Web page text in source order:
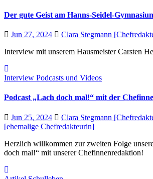
Der gute Geist am Hanns-Seidel-
Jun 27, 2024 Clara Stegmann
Interview mit unserem Hausmeister Carsten
Interview Podcasts und Videos
Podcast „Lach doch mal!“ mit der
Jun 25, 2024 Clara Stegmann
[ehemalige Chefredakteurin]
Herzlich willkommen zur zweiten Folge
doch mal!“ mit unserer Chefinnenredaktion!